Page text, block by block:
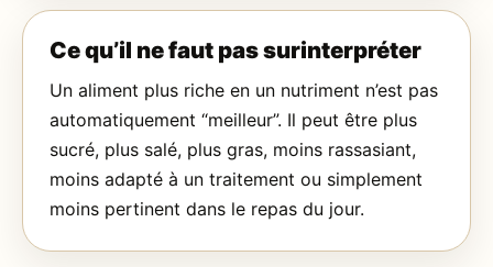
Ce qu’il ne faut pas surinterpréter
Un aliment plus riche en un nutriment n’est pas
automatiquement “meilleur”. Il peut être plus
sucré, plus salé, plus gras, moins rassasiant,
moins adapté à un traitement ou simplement
moins pertinent dans le repas du jour.